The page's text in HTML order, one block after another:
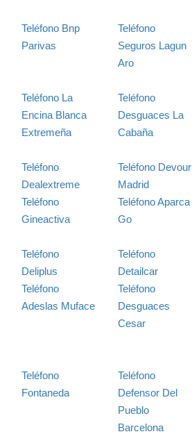
Teléfono Bnp
Parivas
Teléfono
Seguros Lagun
Aro
Teléfono La
Encina Blanca
Extremeña
Teléfono
Desguaces La
Cabaña
Teléfono
Dealextreme
Teléfono Devour
Madrid
Teléfono
Gineactiva
Teléfono Aparca
Go
Teléfono
Deliplus
Teléfono
Detailcar
Teléfono
Adeslas Muface
Teléfono
Desguaces
Cesar
Teléfono
Fontaneda
Teléfono
Defensor Del
Pueblo
Barcelona